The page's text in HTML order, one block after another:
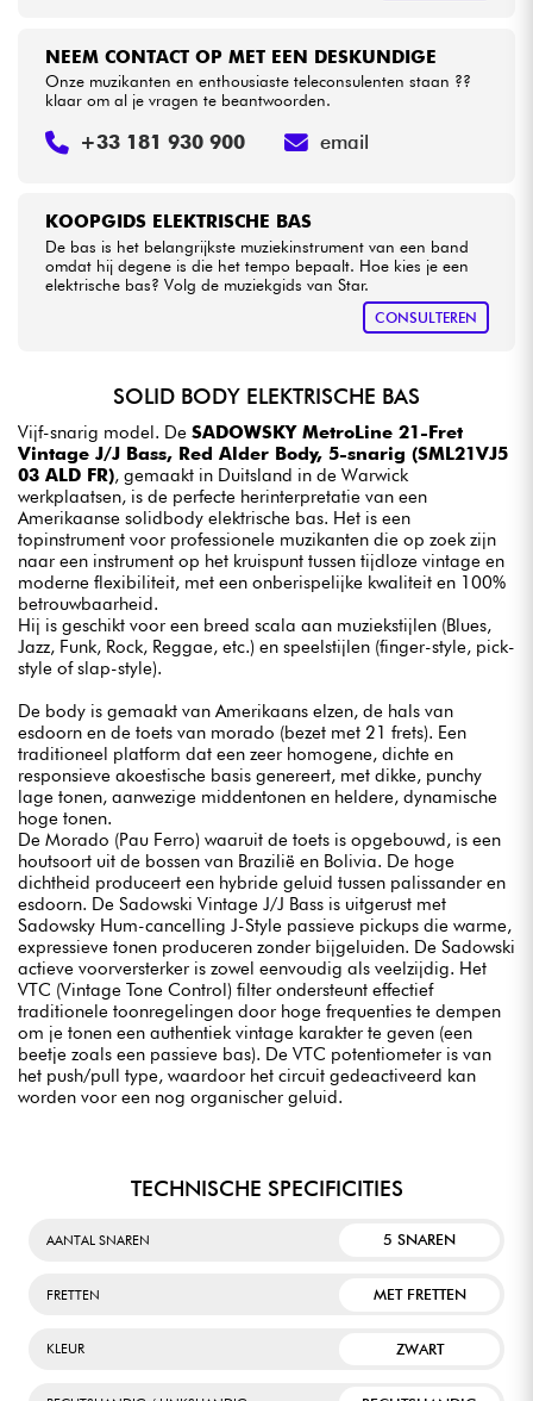
KOOPGIDS ELEKTRISCHE BAS
De bas is het belangrijkste muziekinstrument van een band
omdat hij degene is die het tempo bepaalt. Hoe kies je een
elektrische bas? Volg de muziekgids van Star.
CONSULTEREN
NEEM CONTACT OP MET EEN DESKUNDIGE
Onze muzikanten en enthousiaste teleconsulenten staan ??
klaar om al je vragen te beantwoorden.
+33 181 930 900 email
SOLID BODY ELEKTRISCHE BAS
Vijf-snarig model. De SADOWSKY MetroLine 21-Fret
Vintage J/J Bass, Red Alder Body, 5-snarig (SML21VJ5
03 ALD FR), gemaakt in Duitsland in de Warwick
werkplaatsen, is de perfecte herinterpretatie van een
Amerikaanse solidbody elektrische bas. Het is een
topinstrument voor professionele muzikanten die op zoek zijn
naar een instrument op het kruispunt tussen tijdloze vintage en
moderne flexibiliteit, met een onberispelijke kwaliteit en 100%
betrouwbaarheid.
Hij is geschikt voor een breed scala aan muziekstijlen (Blues,
Jazz, Funk, Rock, Reggae, etc.) en speelstijlen (finger-style, pick-
style of slap-style).
De body is gemaakt van Amerikaans elzen, de hals van
esdoorn en de toets van morado (bezet met 21 frets). Een
traditioneel platform dat een zeer homogene, dichte en
responsieve akoestische basis genereert, met dikke, punchy
lage tonen, aanwezige middentonen en heldere, dynamische
hoge tonen.
De Morado (Pau Ferro) waaruit de toets is opgebouwd, is een
houtsoort uit de bossen van Brazilië en Bolivia. De hoge
dichtheid produceert een hybride geluid tussen palissander en
esdoorn. De Sadowski Vintage J/J Bass is uitgerust met
Sadowsky Hum-cancelling J-Style passieve pickups die warme,
expressieve tonen produceren zonder bijgeluiden. De Sadowski
actieve voorversterker is zowel eenvoudig als veelzijdig. Het
VTC (Vintage Tone Control) filter ondersteunt effectief
traditionele toonregelingen door hoge frequenties te dempen
om je tonen een authentiek vintage karakter te geven (een
beetje zoals een passieve bas). De VTC potentiometer is van
het push/pull type, waardoor het circuit gedeactiveerd kan
worden voor een nog organischer geluid.
TECHNISCHE SPECIFICITIES
AANTAL SNAREN 5 SNAREN
FRETTEN MET FRETTEN
KLEUR ZWART